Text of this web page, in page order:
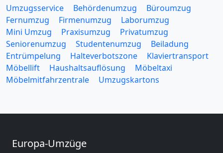
Umzugsservice Behördenumzug
Büroumzug
Fernumzug
Firmenumzug
Laborumzug
Mini Umzug
Praxisumzug
Privatumzug
Seniorenumzug
Studentenumzug
Beiladung
Entrümpelung
Halteverbotszone
Klaviertransport
Möbellift
Haushaltsauflösung
Möbeltaxi
Möbelmitfahrzentrale
Umzugskartons
Europa-Umzüge